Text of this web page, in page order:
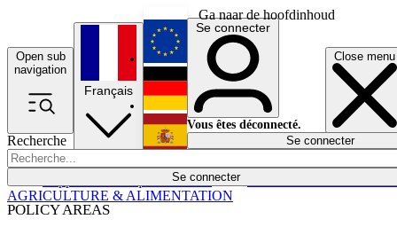
Ga naar de hoofdinhoud
Open sub
navigation
Close menu
Recherche
Se connecter
POLICY AREAS
Économie
Français
English
Deutsch
Español
Se connecter
Vous êtes déconnecté.
Se connecter
AGRICULTURE & ALIMENTATION